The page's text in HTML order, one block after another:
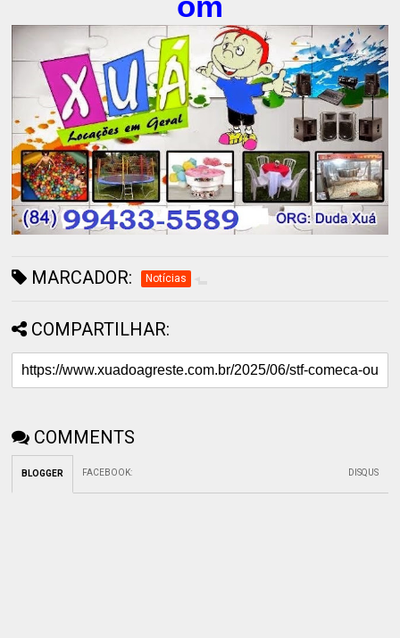
MARCADOR: Notícias
COMPARTILHAR:
COMMENTS
BLOGGER FACEBOOK: DISQUS